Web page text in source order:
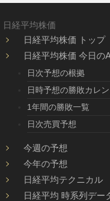
日経平均株価
日経平均株価 トップ
日経平均株価 今日の
日次予想の根拠
日時予想の勝敗カレ
1年間の勝敗一覧
日次売買予想
今週の予想
今年の予想
日経平均テクニカル
日経平均 時系列デー